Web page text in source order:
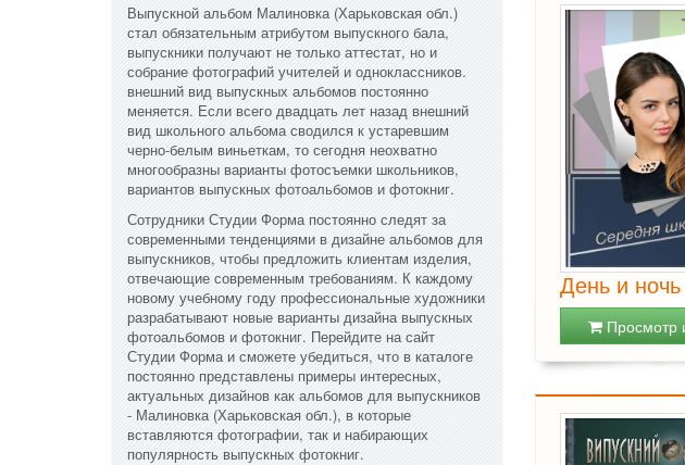
Выпускной альбом Малиновка (Харьковская обл.)
стал обязательным атрибутом выпускного бала,
выпускники получают не только аттестат, но и
собрание фотографий учителей и одноклассников.
внешний вид выпускных альбомов постоянно
меняется. Если всего двадцать лет назад внешний
вид школьного альбома сводился к устаревшим
черно-белым виньеткам, то сегодня неохватно
многообразны варианты фотосъемки школьников,
вариантов выпускных фотоальбомов и фотокниг.
Сотрудники Студии Форма постоянно следят за
современными тенденциями в дизайне альбомов для
выпускников, чтобы предложить клиентам изделия,
отвечающие современным требованиям. К каждому
новому учебному году профессиональные художники
разрабатывают новые варианты дизайна выпускных
фотоальбомов и фотокниг. Перейдите на сайт
Студии Форма и сможете убедиться, что в каталоге
постоянно представлены примеры интересных,
актуальных дизайнов как альбомов для выпускников
- Малиновка (Харьковская обл.), в которые
вставляются фотографии, так и набирающих
популярность выпускных фотокниг.
День и ночь
Просмотр